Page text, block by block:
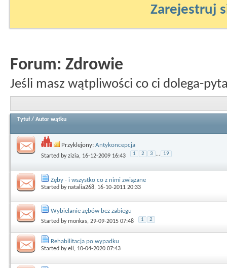
Zarejestruj
Forum: Zdrowie
Jeśli masz wątpliwości co ci dolega-
Tytuł / Autor wątku
Przyklejony: Antykoncepcja
Started byzizia, 16-12-2009 16:43 1 2 3 ... 19
Zęby - i wszystko co z nimi związane
Started bynatalia268, 16-10-2011 20:33
Wybielanie zębów bez zabiegu
Started bymonkas, 29-09-2015 07:48 1 2
Rehabilitacja po wypadku
Started byell , 10-04-2020 07:43